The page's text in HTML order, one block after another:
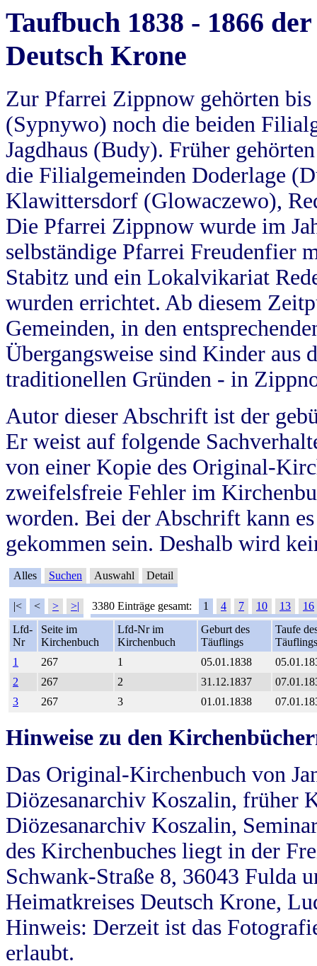
Taufbuch 1838 - 1866
Deutsch Krone
Zur Pfarrei Zippnow gehörten
(Sypnywo) noch die beiden
Jagdhaus (Budy). Früher
die Filialgemeinden Doderlage
Klawittersdorf (Glowaczewo),
Die Pfarrei Zippnow wurde im
selbständige Pfarrei Freudenfier
Stabitz und ein Lokalvikariat
wurden errichtet. Ab diesem
Gemeinden, in den
Übergangsweise sind Kinder aus
traditionellen Gründen - in
Autor dieser Abschrift ist der
Er weist auf folgende
von einer Kopie des Original-
zweifelsfreie Fehler im
worden. Bei der Abschrift kann
gekommen sein. Deshalb wird
Alles Suchen Auswahl Detail
|< < > >| 3380 Einträge gesamt: 1 4 7 10 13
16
Lfd-
Nr
Seite im
Kirchenbuch
Lfd-Nr im
Kirchenbuch
Geburt des
Täuflings
Taufe
Täuflings
1
267 1 05.01.1838
2
267 2 31.12.1837
3
267 3 01.01.1838
Hinweise zu den
Das Original-Kirchenbuch von
Diözesanarchiv Koszalin, früher
Diözesanarchiv Koszalin,
des Kirchenbuches liegt in der
Schwank-Straße 8, 36043 Fulda
Heimatkreises Deutsch Krone,
Hinweis: Derzeit ist das
erlaubt.